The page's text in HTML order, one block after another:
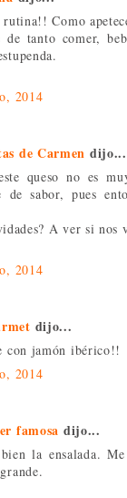
Como
de tanto comer,
2014
de Carmen dijo...
queso no es
sabor, pues
A ver si nos
2014
dijo...
con jamón ibérico!!
2014
famosa dijo...
la ensalada.